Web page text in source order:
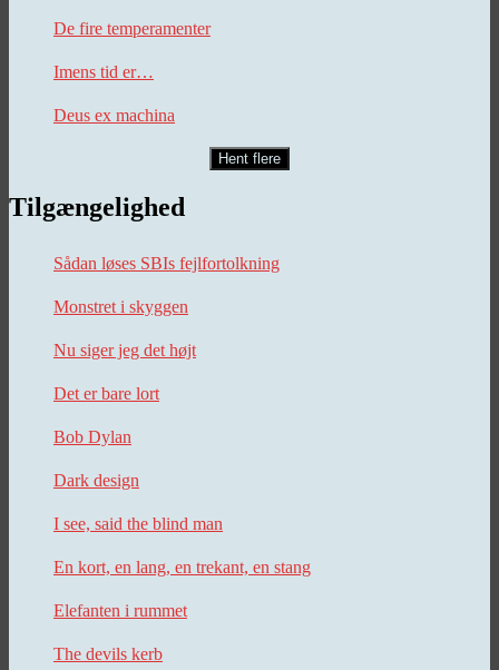
De fire temperamenter
Imens tid er…
Deus ex machina
Hent flere
Tilgængelighed
Sådan løses SBIs fejlfortolkning
Monstret i skyggen
Nu siger jeg det højt
Det er bare lort
Bob Dylan
Dark design
I see, said the blind man
En kort, en lang, en trekant, en stang
Elefanten i rummet
The devils kerb